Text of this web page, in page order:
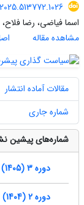
اسما فیاضی، رضا
مشاهده مقاله
مقالات آماده انتشار
شماره جاری
شماره‌های پیشین
دوره 3 (1405)
دوره 2 (1404)